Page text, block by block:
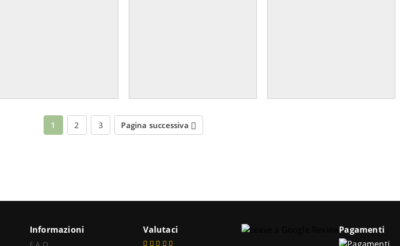
1 2 3 Pagina successiva
Informazioni Valutaci Pagamenti